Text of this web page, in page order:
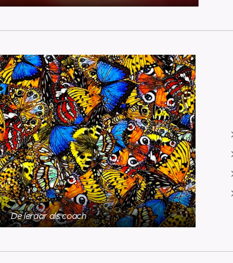
De leraar als coach